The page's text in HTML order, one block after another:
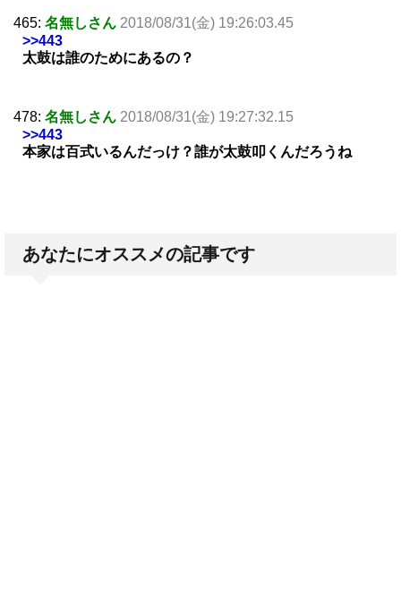
465: 名無しさん 2018/08/31(金) 19:26:03.45
>>443
太鼓は誰のためにあるの？
478: 名無しさん 2018/08/31(金) 19:27:32.15
>>443
本家は百式いるんだっけ？誰が太鼓叩くんだろうね
あなたにオススメの記事です